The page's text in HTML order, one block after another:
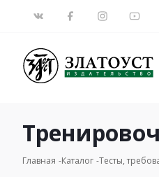
Главная Каталог Тесты,